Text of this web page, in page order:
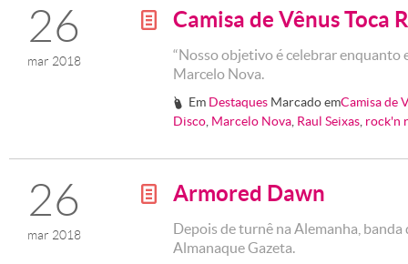
26
mar 2018
g Camisa de Vênus Toca
“Nosso objetivo é celebrar enquanto
Marcelo Nova.
# Em Destaques Marcado emCamisa de
Disco Marcelo Nova Raul Seixas rock'n
26
mar 2018
g Armored Dawn
Depois de turnê na Alemanha,
Almanaque Gazeta.